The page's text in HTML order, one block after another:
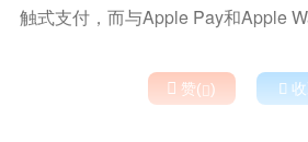
触式支付，而与Apple Pay和Apple
 赞() 